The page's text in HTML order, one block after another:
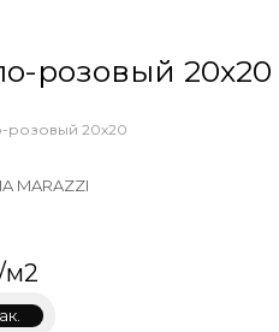
розовый 20х20
розовый 20х20
MARAZZI
м2